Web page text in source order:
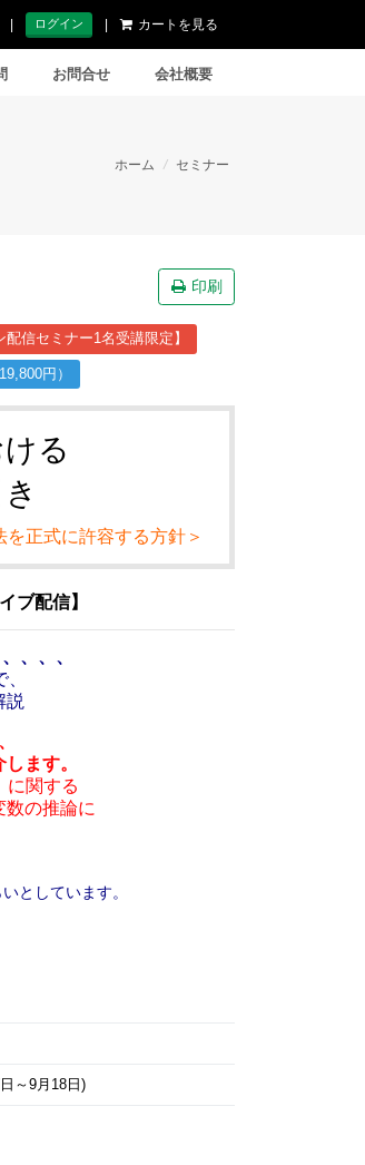
| ログイン | カートを見る
お問合せ 会社概要
ホーム / セミナー
印刷
信セミナー1名受講限定】
円）
る
正式に許容する方針＞
ブ配信】
、、、
説
ます。
に関する
数の推論に
としています。
～9月18日)